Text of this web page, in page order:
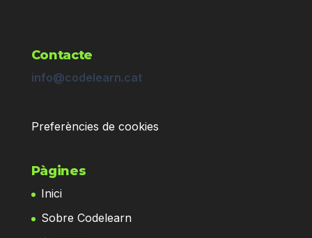
Contacte
info@codelearn.cat
Preferències de cookies
Pàgines
Inici
Sobre Codelearn